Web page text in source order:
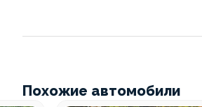
Похожие автомобили